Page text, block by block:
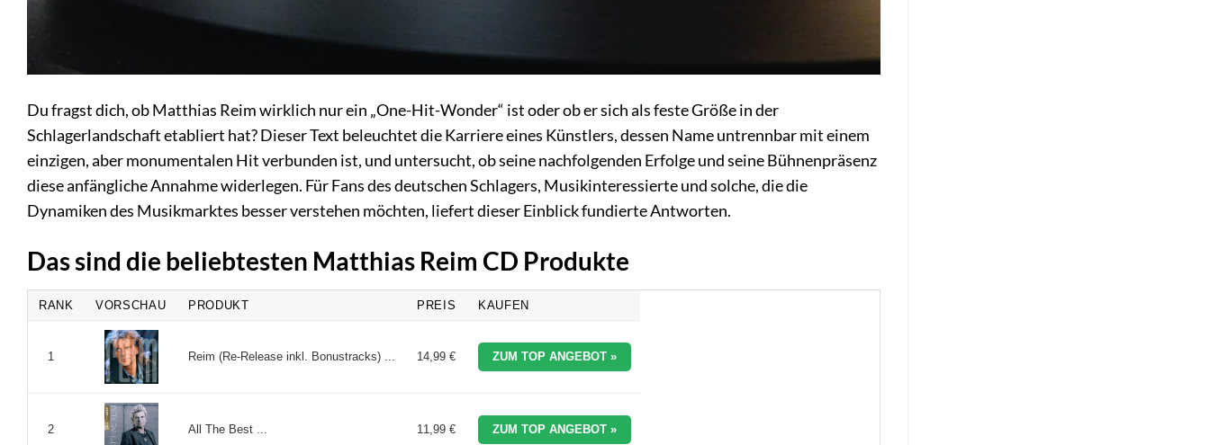
Du fragst dich, ob Matthias Reim wirklich nur ein „One-Hit-Wonder“ ist oder ob er sich als feste Größe in der
Schlagerlandschaft etabliert hat? Dieser Text beleuchtet die Karriere eines Künstlers, dessen Name untrennbar mit einem
einzigen, aber monumentalen Hit verbunden ist, und untersucht, ob seine nachfolgenden Erfolge und seine Bühnenpräsenz
diese anfängliche Annahme widerlegen. Für Fans des deutschen Schlagers, Musikinteressierte und solche, die die
Dynamiken des Musikmarktes besser verstehen möchten, liefert dieser Einblick fundierte Antworten.
Das sind die beliebtesten Matthias Reim CD Produkte
RANK VORSCHAU PRODUKT PREIS KAUFEN
1 Reim (Re-Release inkl. Bonustracks) ... 14,99 € ZUM TOP ANGEBOT »
2 All The Best ... 11,99 € ZUM TOP ANGEBOT »